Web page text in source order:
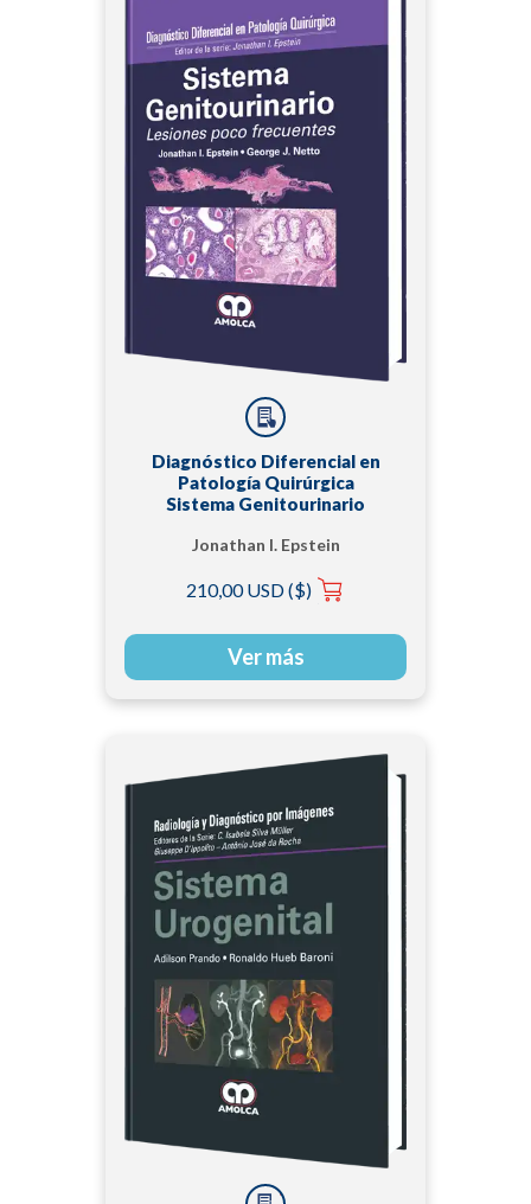
Diagnóstico Diferencial en
Patología Quirúrgica
Sistema Genitourinario
Jonathan I. Epstein
210,00 USD ($)
Ver más